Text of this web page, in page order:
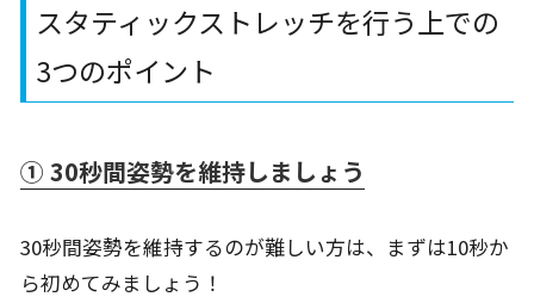
スタティックストレッチを行う上での
3つのポイント
① 30秒間姿勢を維持しましょう
30秒間姿勢を維持するのが難しい方は、まずは10秒か
ら初めてみましょう！